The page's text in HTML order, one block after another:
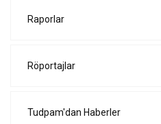
Raporlar
Röportajlar
Tudpam'dan Haberler